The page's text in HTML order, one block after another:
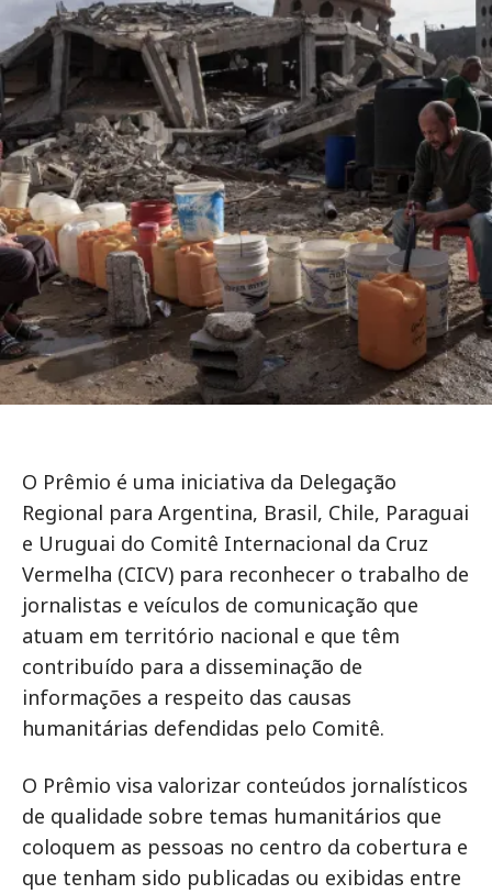
O Prêmio é uma iniciativa da Delegação
Regional para Argentina, Brasil, Chile, Paraguai
e Uruguai do Comitê Internacional da Cruz
Vermelha (CICV) para reconhecer o trabalho de
jornalistas e veículos de comunicação que
atuam em território nacional e que têm
contribuído para a disseminação de
informações a respeito das causas
humanitárias defendidas pelo Comitê.
O Prêmio visa valorizar conteúdos jornalísticos
de qualidade sobre temas humanitários que
coloquem as pessoas no centro da cobertura e
que tenham sido publicadas ou exibidas entre